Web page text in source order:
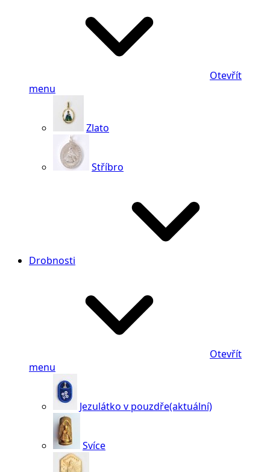
Otevřít
menu
Zlato
Stříbro
Drobnosti
Otevřít
menu
Jezulátko v pouzdře(aktuální)
Svíce